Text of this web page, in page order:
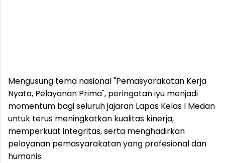
Mengusung tema nasional "Pemasyarakatan Kerja
Nyata, Pelayanan Prima", peringatan iyu menjadi
momentum bagi seluruh jajaran Lapas Kelas I Medan
untuk terus meningkatkan kualitas kinerja,
memperkuat integritas, serta menghadirkan
pelayanan pemasyarakatan yang profesional dan
humanis.